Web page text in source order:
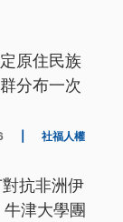
原住民族
分布一次
社福人權
抗非洲伊
津大學團